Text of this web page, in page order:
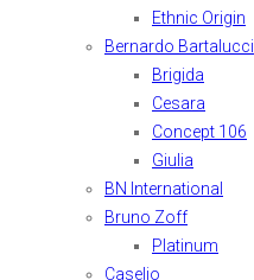
Ethnic Origin
Bernardo Bartalucci
Brigida
Cesara
Concept 106
Giulia
BN International
Bruno Zoff
Platinum
Caselio